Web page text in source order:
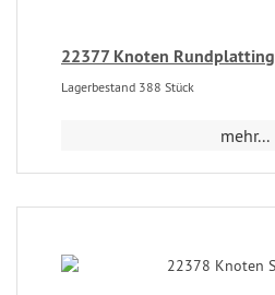
22377 Knoten Rundplatting
Lagerbestand 388 Stück
mehr...